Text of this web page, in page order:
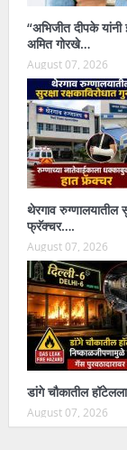
“अभिजीत दीपके
अमित गोरखे…
August 07, 2026
थेरगाव रुग्णालयातील
फ्रॅक्चर….
August 07, 2026
डांगे चौकातील
August 07, 2026